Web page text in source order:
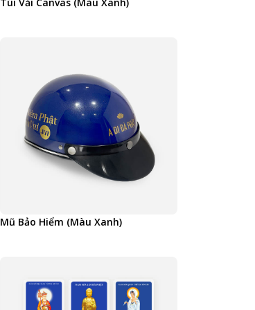
Mũ Bảo Hiểm (Màu Xanh)